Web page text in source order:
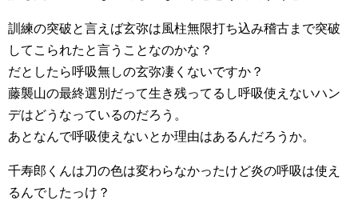
訓練の突破と言えば玄弥は風柱無限打ち込み稽古まで突破
してこられたと言うことなのかな？
だとしたら呼吸無しの玄弥凄くないですか？
藤襲山の最終選別だって生き残ってるし呼吸使えないハン
デはどうなっているのだろう。
あとなんで呼吸使えないとか理由はあるんだろうか。
千寿郎くんは刀の色は変わらなかったけど炎の呼吸は使え
るんでしたっけ？